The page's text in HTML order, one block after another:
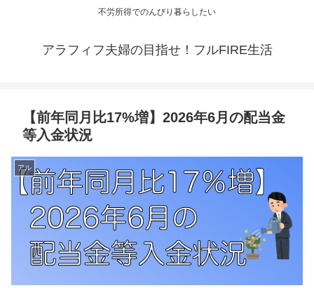
不労所得でのんびり暮らしたい
アラフィフ夫婦の目指せ！フルFIRE生活
【前年同月比17%増】2026年6月の配当金
等入金状況
アル